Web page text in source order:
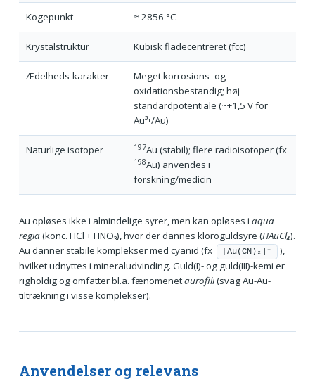
Kogepunkt ≈ 2856 °C
Krystalstruktur Kubisk fladecentreret (fcc)
Ædelheds-karakter
Meget korrosions- og
oxidationsbestandig; høj
standardpotentiale (~+1,5 V for
Au³⁺/Au)
Naturlige isotoper 197Au (stabil); flere radioisotoper (fx
198Au) anvendes i
forskning/medicin
Au opløses ikke i almindelige syrer, men kan opløses i aqua
regia(konc. HCl + HNO₃), hvor der dannes kloroguldsyre (HAuCl₄).
Au danner stabile komplekser med cyanid (fx
[Au(CN)₂]⁻
),
hvilket udnyttes i mineraludvinding. Guld(I)- og guld(III)-kemi er
righoldig og omfatter bl.a. fænomenetaurofili(svag Au-Au-
tiltrækning i visse komplekser).
Anvendelser og relevans